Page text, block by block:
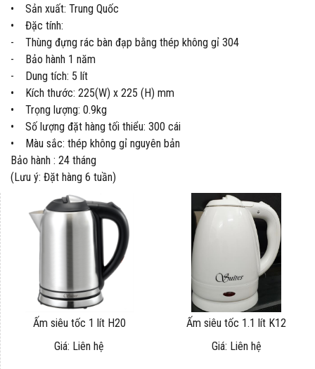
• Sản xuất: Trung Quốc
• Đặc tính:
- Thùng đựng rác bàn đạp bằng thép không gỉ 304
- Bảo hành 1 năm
- Dung tích: 5 lít
• Kích thước: 225(W) x 225 (H) mm
• Trọng lượng: 0.9kg
• Số lượng đặt hàng tối thiểu: 300 cái
• Màu sắc: thép không gỉ nguyên bản
Bảo hành : 24 tháng
(Lưu ý: Đặt hàng 6 tuần)
Ấm siêu tốc 1 lít H20
Giá: Liên hệ
Ấm siêu tốc 1.1 lít K12
Giá: Liên hệ